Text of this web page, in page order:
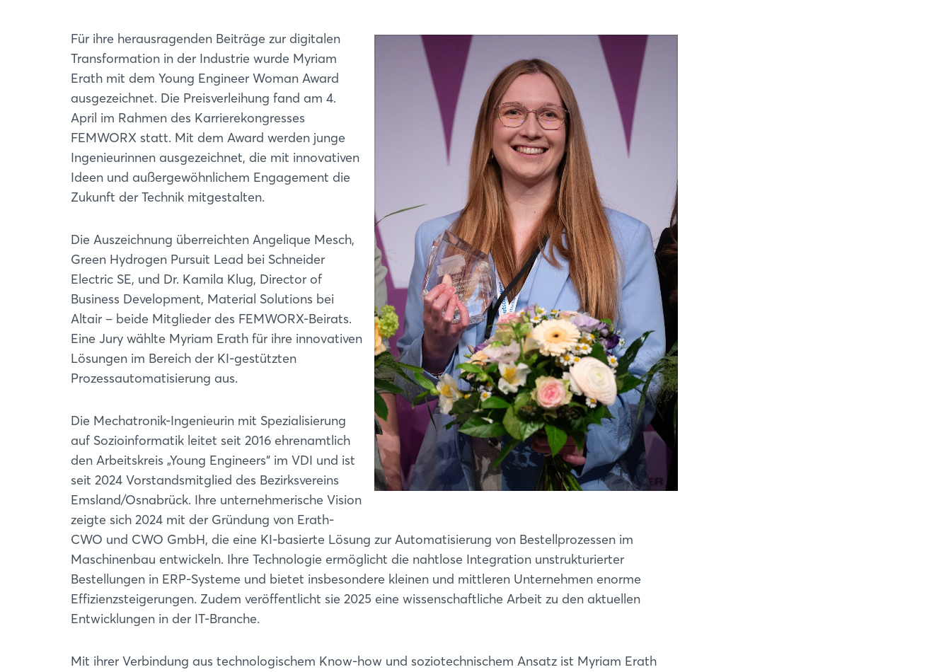
Für ihre herausragenden Beiträge zur digitalen
Transformation in der Industrie wurde Myriam
Erath mit dem Young Engineer Woman Award
ausgezeichnet. Die Preisverleihung fand am 4.
April im Rahmen des Karrierekongresses
FEMWORX statt. Mit dem Award werden junge
Ingenieurinnen ausgezeichnet, die mit innovativen
Ideen und außergewöhnlichem Engagement die
Zukunft der Technik mitgestalten.
Die Auszeichnung überreichten Angelique Mesch,
Green Hydrogen Pursuit Lead bei Schneider
Electric SE, und Dr. Kamila Klug, Director of
Business Development, Material Solutions bei
Altair – beide Mitglieder des FEMWORX-Beirats.
Eine Jury wählte Myriam Erath für ihre innovativen
Lösungen im Bereich der KI-gestützten
Prozessautomatisierung aus.
Die Mechatronik-Ingenieurin mit Spezialisierung
auf Sozioinformatik leitet seit 2016 ehrenamtlich
den Arbeitskreis „Young Engineers“ im VDI und ist
seit 2024 Vorstandsmitglied des Bezirksvereins
Emsland/Osnabrück. Ihre unternehmerische Vision
zeigte sich 2024 mit der Gründung von Erath-
CWO und CWO GmbH, die eine KI-basierte Lösung zur Automatisierung von Bestellprozessen im
Maschinenbau entwickeln. Ihre Technologie ermöglicht die nahtlose Integration unstrukturierter
Bestellungen in ERP-Systeme und bietet insbesondere kleinen und mittleren Unternehmen enorme
Effizienzsteigerungen. Zudem veröffentlicht sie 2025 eine wissenschaftliche Arbeit zu den aktuellen
Entwicklungen in der IT-Branche.
Mit ihrer Verbindung aus technologischem Know-how und soziotechnischem Ansatz ist Myriam Erath